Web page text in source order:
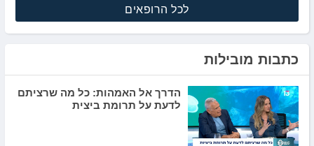
לכל הרופאים
כתבות מובילות
הדרך אל האמהות: כל מה שרציתם
לדעת על תרומת ביצית